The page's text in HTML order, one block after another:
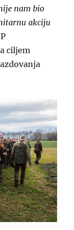
nam bio
akciju
ciljem